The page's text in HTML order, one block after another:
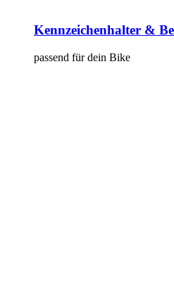
Kennzeichenhalter &
passend für dein Bike